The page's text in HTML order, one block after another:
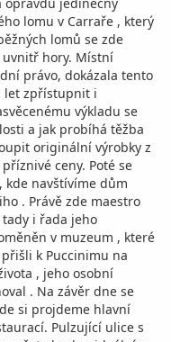
lomu v Carraře , který
lomů se zde
hory. Místní
právo, dokázala tento
let zpřístupnit i
výkladu se
a jak probíhá těžba
originální výrobky z
ceny. Poté se
kde navštívíme dům
. Právě zde maestro
i řada jeho
v muzeum , které
k Puccinimu na
, jeho osobní
. Na závěr dne se
si projdeme hlavní
Pulzující ulice s